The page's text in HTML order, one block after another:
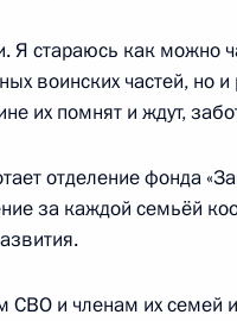
которые не может быть
Я стараюсь как можно
воинских частей, но
их помнят и ждут,
отделение фонда
за каждой семьёй
и членам их семей